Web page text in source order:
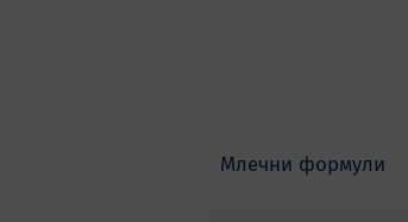
Млечни формули